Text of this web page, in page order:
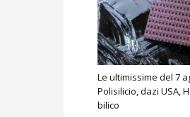
Le ultimissime del 7
Polisilicio, dazi USA,
bilico